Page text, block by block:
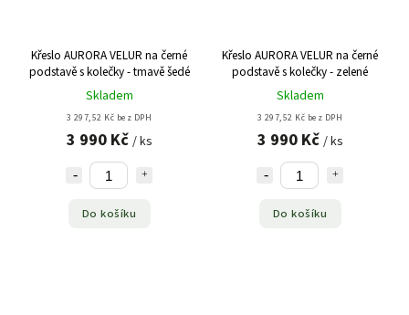
Křeslo AURORA VELUR na černé
podstavě s kolečky - tmavě šedé
Skladem
3 297,52 Kč bez DPH
3 990 Kč / ks
Do košíku
Křeslo AURORA VELUR na černé
podstavě s kolečky - zelené
Skladem
3 297,52 Kč bez DPH
3 990 Kč / ks
Do košíku